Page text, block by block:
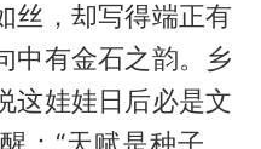
丝，却写得端正有
中有金石之韵。乡
这娃娃日后必是文